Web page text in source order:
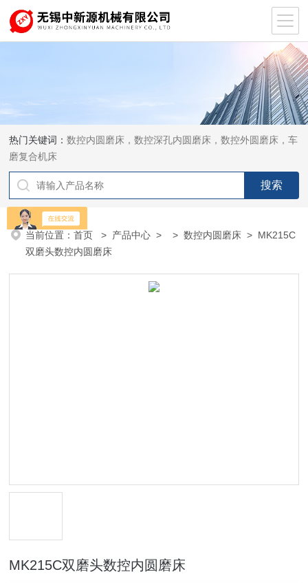
热门关键词：数控内圆磨床，数控深孔内圆磨床，数控外圆磨床，车
磨复合机床
当前位置：首页 > 产品中心 > >数控内圆磨床 > MK215C
双磨头数控内圆磨床
MK215C双磨头数控内圆磨床